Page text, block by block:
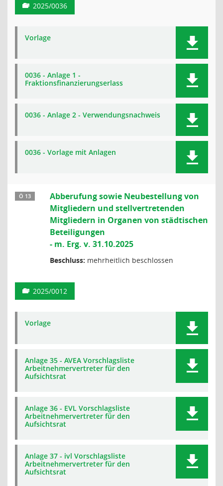
2025/0036
Vorlage
0036 - Anlage 1 -
Fraktionsfinanzierungserlass
0036 - Anlage 2 - Verwendungsnachweis
0036 - Vorlage mit Anlagen
Ö 13
Abberufung sowie Neubestellung von
Mitgliedern und stellvertretenden
Mitgliedern in Organen von städtischen
Beteiligungen
- m. Erg. v. 31.10.2025
Beschluss: mehrheitlich beschlossen
2025/0012
Vorlage
Anlage 35 - AVEA Vorschlagsliste
Arbeitnehmervertreter für den
Aufsichtsrat
Anlage 36 - EVL Vorschlagsliste
Arbeitnehmervertreter für den
Aufsichtsrat
Anlage 37 - ivl Vorschlagsliste
Arbeitnehmervertreter für den
Aufsichtsrat